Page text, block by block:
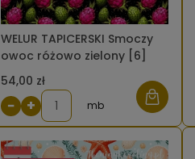
WELUR TAPICERSKI Smoczy
owoc różowo zielony [6]
54,00 zł
− + mb